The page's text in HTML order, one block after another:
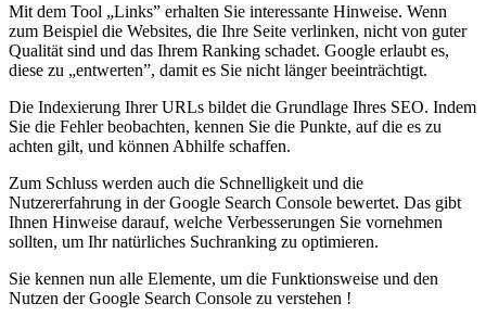
Mit dem Tool „Links” erhalten Sie interessante Hinweise. Wenn
zum Beispiel die Websites, die Ihre Seite verlinken, nicht von guter
Qualität sind und das Ihrem Ranking schadet. Google erlaubt es,
diese zu „entwerten”, damit es Sie nicht länger beeinträchtigt.
Die Indexierung Ihrer URLs bildet die Grundlage Ihres SEO. Indem
Sie die Fehler beobachten, kennen Sie die Punkte, auf die es zu
achten gilt, und können Abhilfe schaffen.
Zum Schluss werden auch die Schnelligkeit und die
Nutzererfahrung in der Google Search Console bewertet. Das gibt
Ihnen Hinweise darauf, welche Verbesserungen Sie vornehmen
sollten, um Ihr natürliches Suchranking zu optimieren.
Sie kennen nun alle Elemente, um die Funktionsweise und den
Nutzen der Google Search Console zu verstehen !